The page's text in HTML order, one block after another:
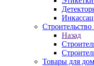
Назад
Товары для